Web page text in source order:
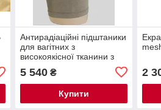
Антирадіаційні підштаники
для вагітних з
високоякісної тканини з
волокном
5 540₴
Купити
2